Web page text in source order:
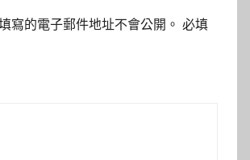
寫的電子郵件地址不會公開。 必填